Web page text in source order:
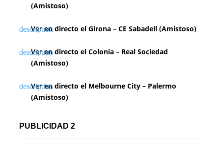
(Amistoso)
Ver en directo el Girona – CE Sabadell (Amistoso)
Ver en directo el Colonia – Real Sociedad
(Amistoso)
Ver en directo el Melbourne City – Palermo
(Amistoso)
PUBLICIDAD 2